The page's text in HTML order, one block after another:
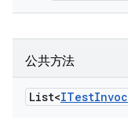
公共方法
List<ITest